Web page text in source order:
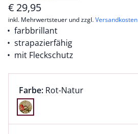
€ 29,95
inkl. Mehrwertsteuer und zzgl.Versandkosten
farbbrillant
strapazierfähig
mit Fleckschutz
Farbauswahl:
Farbe: aktuell ausgewählt:
Rot-Natur
Farbe Rot-Natur ausgewählt